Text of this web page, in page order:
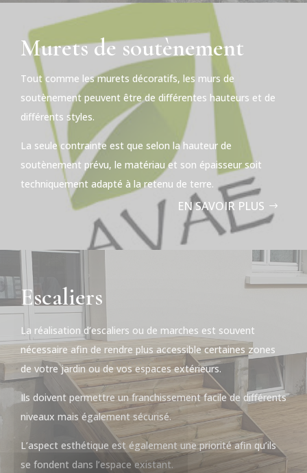
Murets de soutènement
Tout comme les murets décoratifs, les murs de
soutènement peuvent être de différentes hauteurs et de
différents styles.
La seule contrainte est que selon la hauteur de
soutènement prévu, le matériau et son épaisseur soit
techniquement adapté à la retenu de terre.
EN SAVOIR PLUS
Escaliers
La réalisation d’escaliers ou de marches est souvent
nécessaire afin de rendre plus accessible certaines zones
de votre jardin ou de vos espaces extérieurs.
Ils doivent permettre un franchissement facile de différents
niveaux mais également sécurisé.
L’aspect esthétique est également une priorité afin qu’ils
se fondent dans l’espace existant.